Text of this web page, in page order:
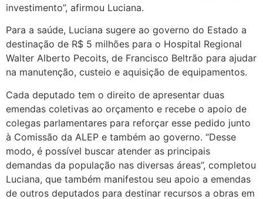
investimento”, afirmou Luciana.
Para a saúde, Luciana sugere ao governo do Estado a
destinação de R$ 5 milhões para o Hospital Regional
Walter Alberto Pecoits, de Francisco Beltrão para ajudar
na manutenção, custeio e aquisição de equipamentos.
Cada deputado tem o direito de apresentar duas
emendas coletivas ao orçamento e recebe o apoio de
colegas parlamentares para reforçar esse pedido junto
à Comissão da ALEP e também ao governo. “Desse
modo, é possível buscar atender as principais
demandas da população nas diversas áreas”, completou
Luciana, que também manifestou seu apoio a emendas
de outros deputados para destinar recursos a obras em